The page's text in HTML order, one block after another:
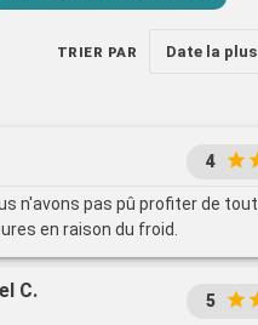
TRIER PAR Date la
4
n'avons pas pû profiter de
en raison du froid.
C. 5